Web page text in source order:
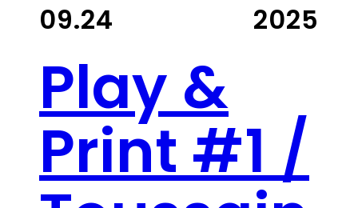
09.24
2025
Play &
Print #1 /